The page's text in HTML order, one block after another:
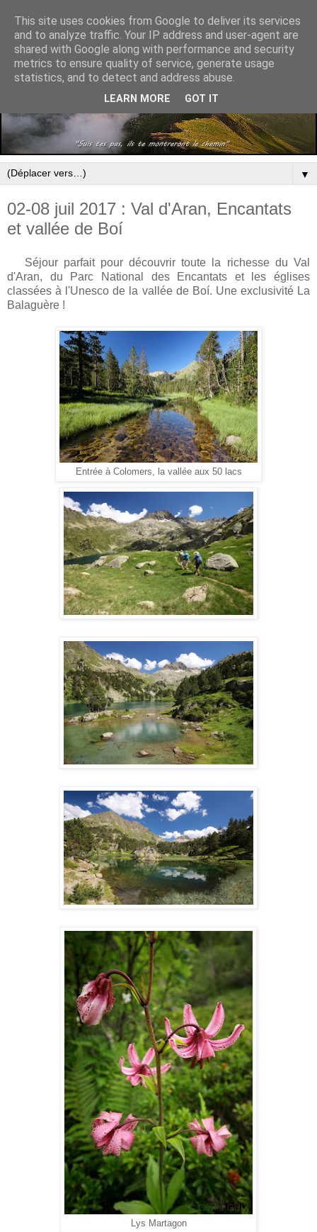
▼
02-08 juil 2017 : Val d'Aran, Encantats
et vallée de Boí
Séjour parfait pour découvrir toute la richesse du Val
d'Aran, du Parc National des Encantats et les églises
classées à l'Unesco de la vallée de Boí. Une exclusivité La
Balaguère !
Entrée à Colomers, la vallée aux 50 lacs
Lys Martagon
This site uses cookies from Google to deliver its services
and to analyze traffic. Your IP address and user-agent are
shared with Google along with performance and security
metrics to ensure quality of service, generate usage
statistics, and to detect and address abuse.
LEARN MORE GOT IT